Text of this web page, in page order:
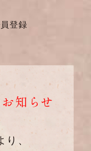
登録
知らせ
、